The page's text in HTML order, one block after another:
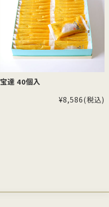
宝達 40個入
¥8,586(税込)